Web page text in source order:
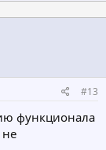
#13
функционала
не